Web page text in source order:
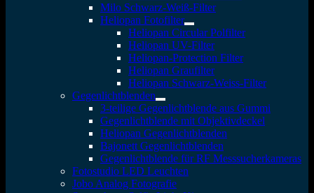
Milo Schwarz-Weiß-Filter
Heliopan Fotofilter
Heliopan Circular Polfilter
Heliopan UV-Filter
Heliopan-Protection Filter
Heliopan Graufilter
Heliopan Schwarz-Weiss-Filter
Gegenlichtblenden
3-teilige Gegenlichtblende aus Gummi
Gegenlichtblende mit Objektivdeckel
Heliopan Gegenlichtblenden
Bajonett Gegenlichtblenden
Gegenlichtblende für RF Messsucherkameras
Fotostudio LED Leuchten
Jobo Analog Fotografie